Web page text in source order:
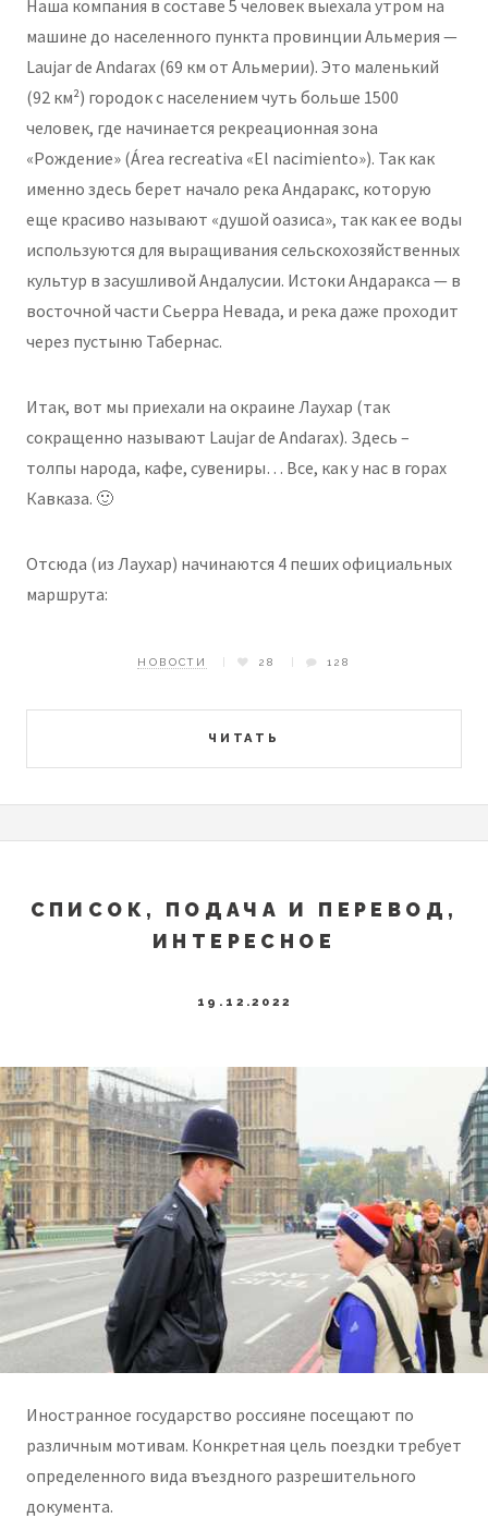
Наша компания в составе 5 человек выехала утром на
машине до населенного пункта провинции Альмерия —
Laujar de Andarax (69 км от Альмерии). Это маленький
(92 км²) городок с населением чуть больше 1500
человек, где начинается рекреационная зона
«Рождение» (Área recreativa «El nacimiento»). Так как
именно здесь берет начало река Андаракс, которую
еще красиво называют «душой оазиса», так как ее воды
используются для выращивания сельскохозяйственных
культур в засушливой Андалусии. Истоки Андаракса — в
восточной части Сьерра Невада, и река даже проходит
через пустыню Табернас.
Итак, вот мы приехали на окраине Лаухар (так
сокращенно называют Laujar de Andarax). Здесь –
толпы народа, кафе, сувениры… Все, как у нас в горах
Кавказа. 🙂
Отсюда (из Лаухар) начинаются 4 пеших официальных
маршрута:
ЧИТАТЬ
НОВОСТИ 28 128
СПИСОК, ПОДАЧА И ПЕРЕВОД,
ИНТЕРЕСНОЕ
19.12.2022
Иностранное государство россияне посещают по
различным мотивам. Конкретная цель поездки требует
определенного вида въездного разрешительного
документа.